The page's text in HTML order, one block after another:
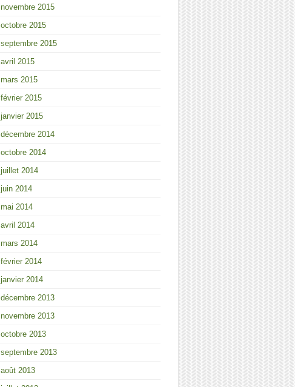
novembre 2015
octobre 2015
septembre 2015
avril 2015
mars 2015
février 2015
janvier 2015
décembre 2014
octobre 2014
juillet 2014
juin 2014
mai 2014
avril 2014
mars 2014
février 2014
janvier 2014
décembre 2013
novembre 2013
octobre 2013
septembre 2013
août 2013